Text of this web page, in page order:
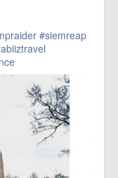
#siemreap